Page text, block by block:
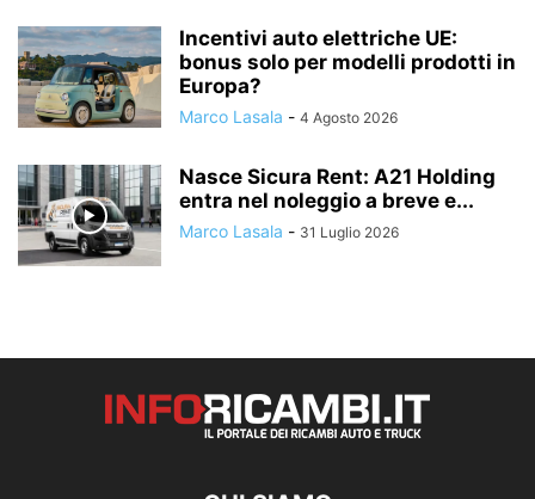
Incentivi auto elettriche UE:
bonus solo per modelli prodotti in
Europa?
Marco Lasala - 4 Agosto 2026
Nasce Sicura Rent: A21 Holding
entra nel noleggio a breve e...
Marco Lasala - 31 Luglio 2026